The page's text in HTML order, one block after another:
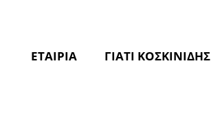
ΕΤΑΙΡΙΑ ΓΙΑΤΙ ΚΟΣΚΙΝΙΔΗΣ